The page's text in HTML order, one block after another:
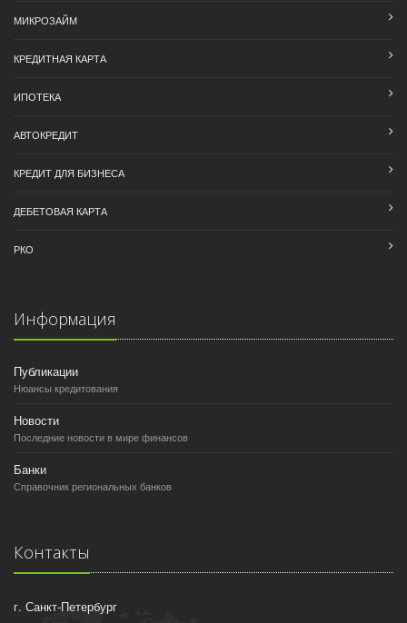
МИКРОЗАЙМ
КРЕДИТНАЯ КАРТА
ИПОТЕКА
АВТОКРЕДИТ
КРЕДИТ ДЛЯ БИЗНЕСА
ДЕБЕТОВАЯ КАРТА
РКО
Информация
Публикации
Нюансы кредитования
Новости
Последние новости в мире финансов
Банки
Справочник региональных банков
Контакты
г. Санкт-Петербург